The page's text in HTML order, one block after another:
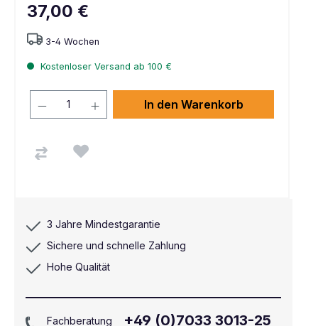
37,00 €
3-4 Wochen
Kostenloser Versand ab 100 €
In den Warenkorb
3 Jahre Mindestgarantie
Sichere und schnelle Zahlung
Hohe Qualität
Fachberatung +49 (0)7033 3013-25